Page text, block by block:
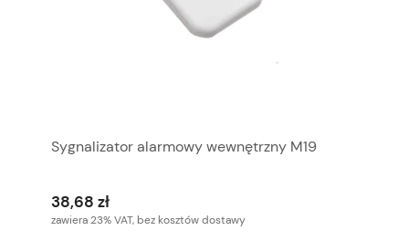
Sygnalizator alarmowy wewnętrzny M19
38,68 zł
zawiera 23% VAT, bez kosztów dostawy